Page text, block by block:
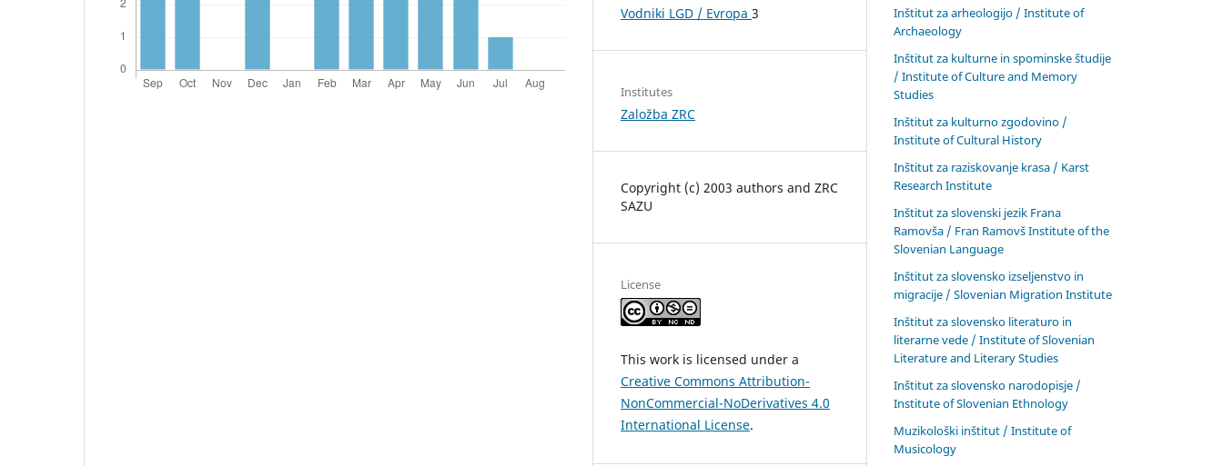
Vodniki LGD / Evropa 3
Institutes
Založba ZRC
Copyright (c) 2003 authors and ZRC
SAZU
License
This work is licensed under a
Creative Commons Attribution-
NonCommercial-NoDerivatives 4.0
International License.
Inštitut za arheologijo / Institute of
Archaeology
Inštitut za kulturne in spominske študije
/ Institute of Culture and Memory
Studies
Inštitut za kulturno zgodovino /
Institute of Cultural History
Inštitut za raziskovanje krasa / Karst
Research Institute
Inštitut za slovenski jezik Frana
Ramovša / Fran Ramovš Institute of the
Slovenian Language
Inštitut za slovensko izseljenstvo in
migracije / Slovenian Migration Institute
Inštitut za slovensko literaturo in
literarne vede / Institute of Slovenian
Literature and Literary Studies
Inštitut za slovensko narodopisje /
Institute of Slovenian Ethnology
Muzikološki inštitut / Institute of
Musicology